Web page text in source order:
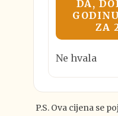
DA,
ZA
Ne hvala
P.S. Ova cijena se